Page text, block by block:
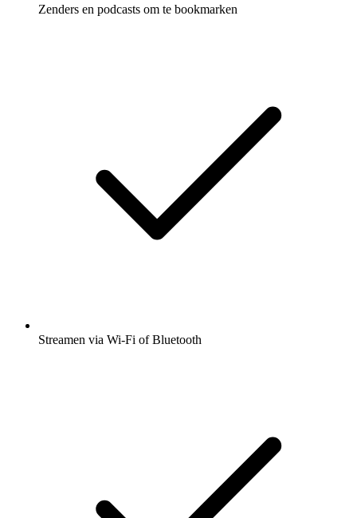
Zenders en podcasts om te bookmarken
Streamen via Wi-Fi of Bluetooth